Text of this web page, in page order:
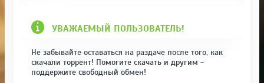
УВАЖАЕМЫЙ ПОЛЬЗОВАТЕЛЬ!
Не забывайте оставаться на раздаче после того, как
скачали торрент! Помогите скачать и другим -
поддержите свободный обмен!